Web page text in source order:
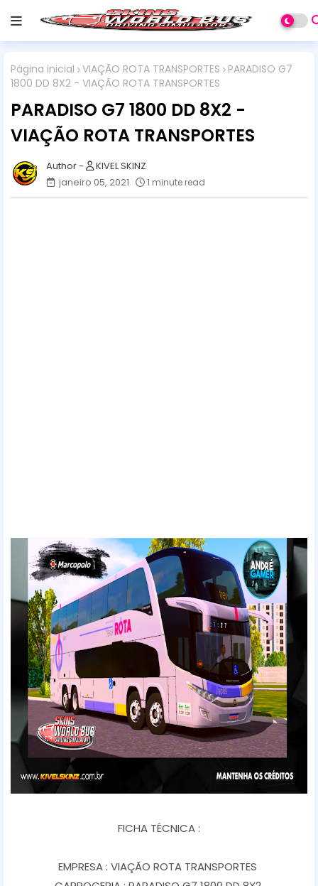
Página inicial VIAÇÃO ROTA TRANSPORTES
PARADISO G7
1800 DD 8X2 - VIAÇÃO ROTA TRANSPORTES
PARADISO G7 1800 DD 8X2 -
VIAÇÃO ROTA TRANSPORTES
KIVEL SKINZ
janeiro 05, 2021
1 minute read
FICHA TÉCNICA :
EMPRESA : VIAÇÃO ROTA TRANSPORTES